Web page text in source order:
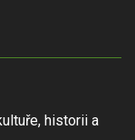
historii a